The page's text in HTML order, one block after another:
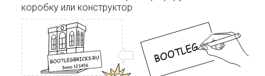
коробку или конструктор